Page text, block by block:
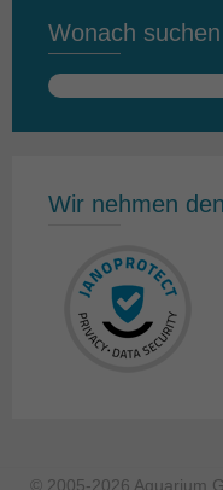
Wonach
Suchen
Wir nehmen
© 2005-2026 Aquarium